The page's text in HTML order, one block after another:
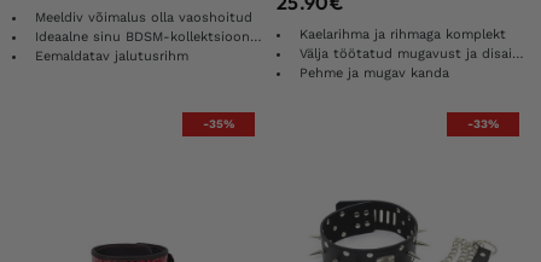
Meeldiv võimalus olla vaoshoitud
Ideaalne sinu BDSM-kollektsiooni jaoks
Eemaldatav jalutusrihm
Kaelarihma ja rihmaga komplekt
Välja töötatud mugavust ja disaini silmas pidades
Pehme ja mugav kanda
-35% -33%